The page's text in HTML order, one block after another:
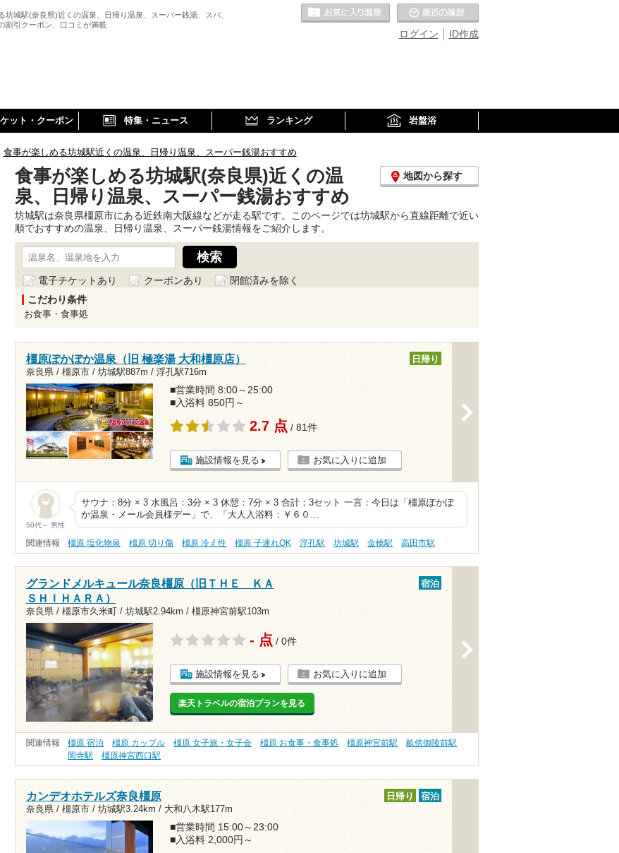
坊城駅(奈良県)近くの温泉、日帰り温泉、スーパー銭湯、スパ、
割引クーポン、口コミが満載
ID作成
ログイン
お気に入りの温泉
ット・クーポン 特集・ニュース ランキング 岩盤浴
食事が楽しめる坊城駅近くの温泉、日帰り温泉、スーパー銭湯おすすめ
食事が楽しめる坊城駅(奈良県)近くの温
泉、日帰り温泉、スーパー銭湯おすすめ
地図から探す
坊城駅は奈良県橿原市にある近鉄南大阪線などが走る駅です。このページでは坊城駅から直線距離で近い
順でおすすめの温泉、日帰り温泉、スーパー銭湯情報をご紹介します。
電子チケットあり クーポンあり
閉館済みを除く
こだわり条件
お食事・食事処
橿原ぽかぽか温泉（旧 極楽湯 大和橿原店）
奈良県 / 橿原市 / 坊城駅887m / 浮孔駅716m
日帰り
■営業時間 8:00～25:00
■入浴料 850円～
2.7 点 / 81件
施設情報を見る お気に入りに追加
50代～ 男性
サウナ：8分 × 3 水風呂：3分 × 3 休憩：7分 × 3 合計：3セット 一言：今日は「橿原ぽかぽ
か温泉・メール会員様デー」で、「大人入浴料：￥６０…
関連情報 橿原 塩化物泉 橿原 切り傷 橿原 冷え性 橿原 子連れOK 浮孔駅 坊城駅 金橋駅 高田市駅
グランドメルキュール奈良橿原（旧ＴＨＥ ＫＡ
ＳＨＩＨＡＲＡ）
奈良県 / 橿原市久米町 / 坊城駅2.94km / 橿原神宮前駅103m
宿泊
- 点 / 0件
施設情報を見る お気に入りに追加
楽天トラベルの宿泊プランを見る
関連情報 橿原 宿泊 橿原 カップル 橿原 女子旅・女子会 橿原 お食事・食事処 橿原神宮前駅
畝傍御陵前駅
岡寺駅
橿原神宮西口駅
カンデオホテルズ奈良橿原
奈良県 / 橿原市 / 坊城駅3.24km / 大和八木駅177m
日帰り 宿泊
■営業時間 15:00～23:00
■入浴料 2,000円～